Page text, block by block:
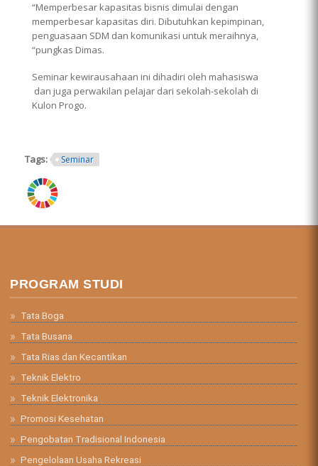
“Memperbesar kapasitas bisnis dimulai dengan
memperbesar kapasitas diri. Dibutuhkan kepimpinan,
penguasaan SDM dan komunikasi untuk meraihnya,
“pungkas Dimas.
Seminar kewirausahaan ini dihadiri oleh mahasiswa
dan juga perwakilan pelajar dari sekolah-sekolah di
Kulon Progo.
Tags: Seminar
ring.png
PROGRAM STUDI
Tata Boga
Tata Busana
Tata Rias dan Kecantikan
Teknik Elektro
Teknik Elektronika
Promosi Kesehatan
Pengobatan Tradisional Indonesia
Pengelolaan Usaha Rekreasi